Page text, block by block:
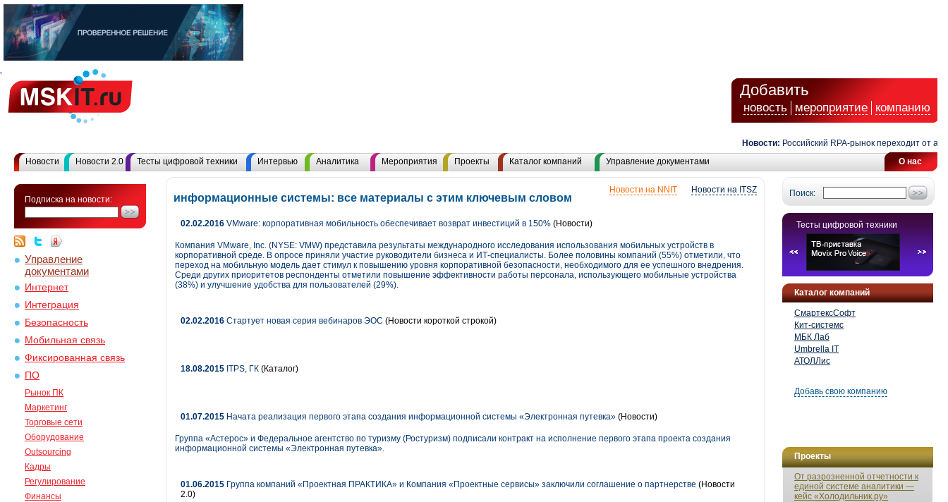
Добавить
новость мероприятие компанию
Новости: Российский RPA-рынок переходит от
О нас
Новости Новости 2.0 Тесты цифровой техники Интервью Аналитика Мероприятия Проекты Каталог компаний Управление документами
Подписка на новости:
Управление
документами
Интернет
Интеграция
Безопасность
Мобильная связь
Фиксированная связь
ПО
Рынок ПК
Маркетинг
Торговые сети
Оборудование
Outsourcing
Кадры
Регулирование
Финансы
Поиск:
Тесты цифровой техники
Каталог компаний
СмартексСофт
Кит-системс
МБК Лаб
Umbrella IT
АТОЛЛис
Добавь свою компанию
Проекты
От разрозненной отчетности к
единой системе аналитики —
кейс «Холодильник.ру»
Новости на ITSZ
Новости на NNIT
информационные системы: все материалы с этим ключевым словом
02.02.2016 VMware: корпоративная мобильность обеспечивает возврат инвестиций в 150% (Новости)
Компания VMware, Inc. (NYSE: VMW) представила результаты международного исследования использования мобильных устройств в
корпоративной среде. В опросе приняли участие руководители бизнеса и ИТ-специалисты. Более половины компаний (55%) отметили, что
переход на мобильную модель дает стимул к повышению уровня корпоративной безопасности, необходимого для ее успешного внедрения.
Среди других приоритетов респонденты отметили повышение эффективности работы персонала, использующего мобильные устройства
(38%) и улучшение удобства для пользователей (29%).
02.02.2016 Стартует новая серия вебинаров ЭОС (Новости короткой строкой)
18.08.2015 ITPS, ГК (Каталог)
01.07.2015 Начата реализация первого этапа создания информационной системы «Электронная путевка» (Новости)
Группа «Астерос» и Федеральное агентство по туризму (Ростуризм) подписали контракт на исполнение первого этапа проекта создания
информационной системы «Электронная путевка».
01.06.2015 Группа компаний «Проектная ПРАКТИКА» и Компания «Проектные сервисы» заключили соглашение о партнерстве (Новости
2.0)